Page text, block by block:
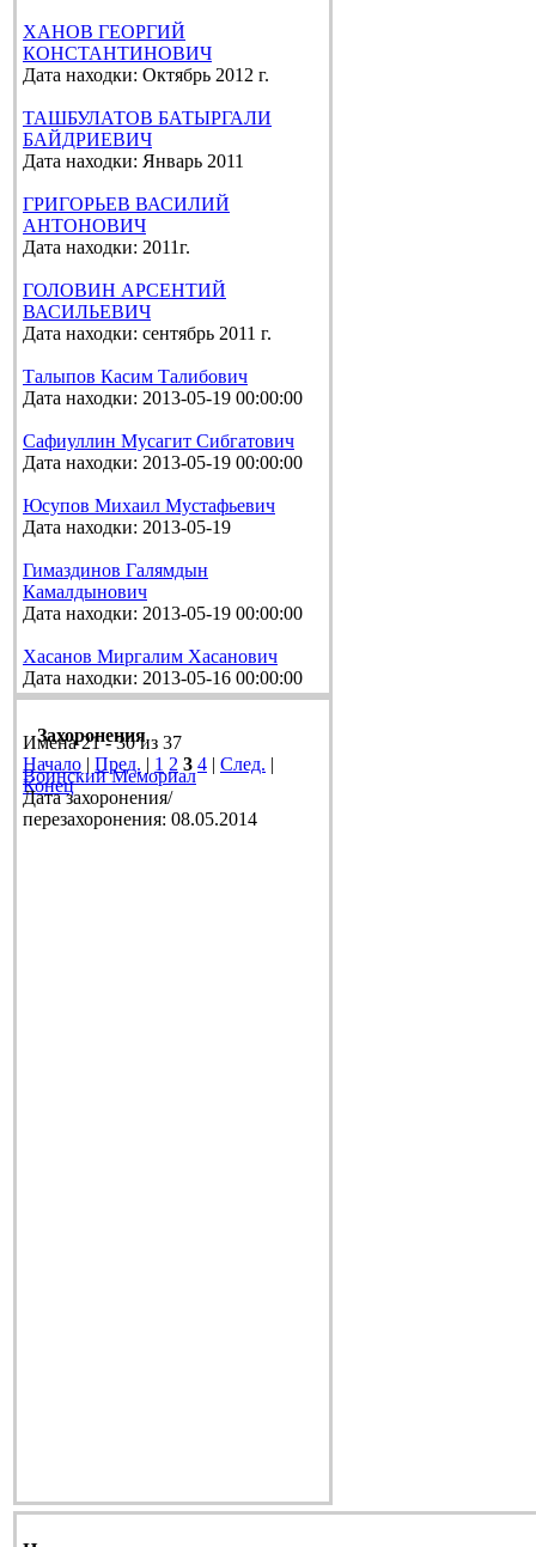
ХАНОВ ГЕОРГИЙ
КОНСТАНТИНОВИЧ
Дата находки: Октябрь 2012 г.
ТАШБУЛАТОВ БАТЫРГАЛИ
БАЙДРИЕВИЧ
Дата находки: Январь 2011
ГРИГОРЬЕВ ВАСИЛИЙ
АНТОНОВИЧ
Дата находки: 2011г.
ГОЛОВИН АРСЕНТИЙ
ВАСИЛЬЕВИЧ
Дата находки: сентябрь 2011 г.
Талыпов Касим Талибович
Дата находки: 2013-05-19 00:00:00
Сафиуллин Мусагит Сибгатович
Дата находки: 2013-05-19 00:00:00
Юсупов Михаил Мустафьевич
Дата находки: 2013-05-19
Гимаздинов Галямдын
Камалдынович
Дата находки: 2013-05-19 00:00:00
Хасанов Миргалим Хасанович
Дата находки: 2013-05-16 00:00:00
Имена 21 - 30 из 37
Начало | Пред. | 1 2 3 4 | След. |
Конец
Захоронения
Воинский Мемориал
Дата захоронения/
перезахоронения: 08.05.2014